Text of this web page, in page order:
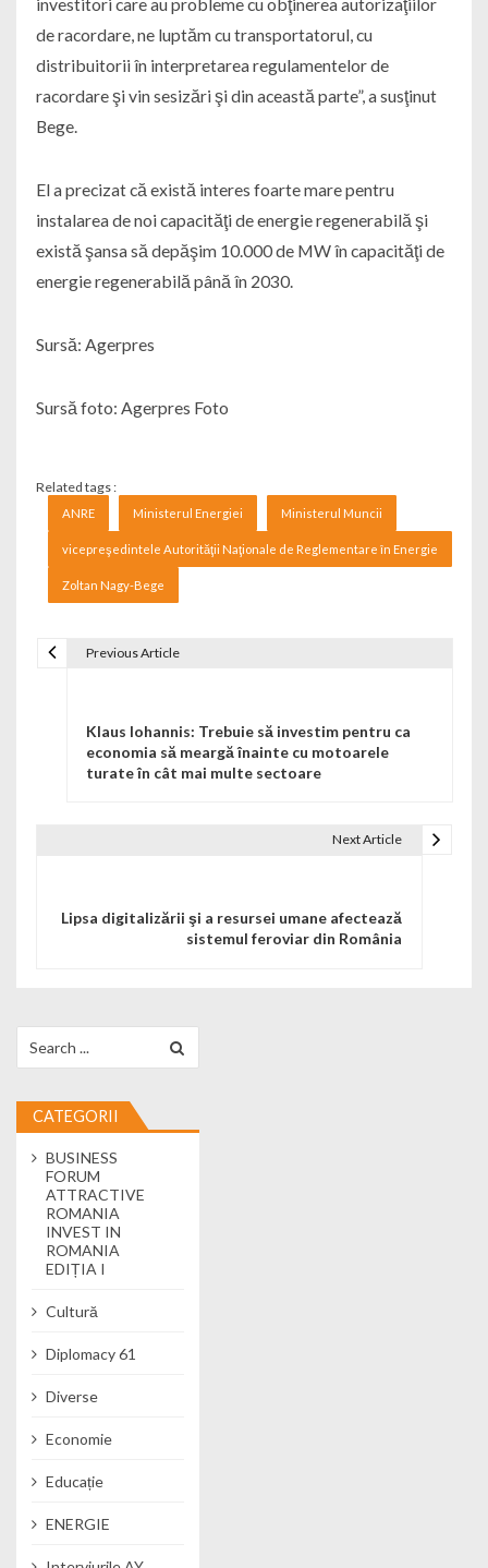
de racordare, ne luptăm cu transportatorul, cu
distribuitorii în interpretarea regulamentelor de
racordare şi vin sesizări şi din această parte”, a susţinut
Bege.
El a precizat că există interes foarte mare pentru
instalarea de noi capacităţi de energie regenerabilă şi
există şansa să depăşim 10.000 de MW în capacităţi de
energie regenerabilă până în 2030.
Sursă: Agerpres
Sursă foto: Agerpres Foto
Related tags :
ANRE Ministerul Energiei Ministerul Muncii
vicepreşedintele Autorităţii Naţionale de Reglementare în Energie
Zoltan Nagy-Bege
Previous Article
Klaus Iohannis: Trebuie să investim pentru ca
economia să meargă înainte cu motoarele
turate în cât mai multe sectoare
Next Article
Lipsa digitalizării şi a resursei umane afectează
sistemul feroviar din România
CATEGORII
BUSINESS
FORUM
ATTRACTIVE
ROMANIA
INVEST IN
ROMANIA
EDIȚIA I
Cultură
Diplomacy 61
Diverse
Economie
Educație
ENERGIE